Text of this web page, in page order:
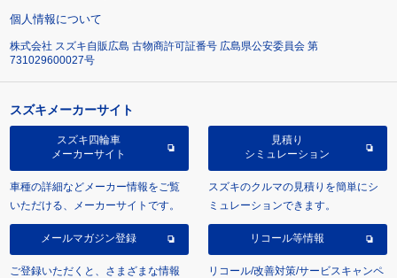
個人情報について
株式会社 スズキ自販広島 古物商許可証番号 広島県公安委員会 第
731029600027号
スズキメーカーサイト
スズキ四輪車
メーカーサイト
車種の詳細などメーカー情報をご覧
いただける、メーカーサイトです。
見積り
シミュレーション
スズキのクルマの見積りを簡単にシ
ミュレーションできます。
メールマガジン登録
ご登録いただくと、さまざまな情報
リコール等情報
リコール/改善対策/サービスキャンペ